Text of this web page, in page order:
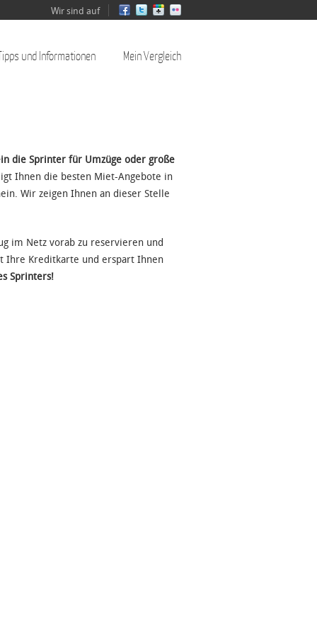
Wir sind auf
und Informationen Mein Vergleich
die Sprinter für Umzüge oder große
Ihnen die besten Miet-Angebote in
Wir zeigen Ihnen an dieser Stelle
im Netz vorab zu reservieren und
Ihre Kreditkarte und erspart Ihnen
Sprinters!